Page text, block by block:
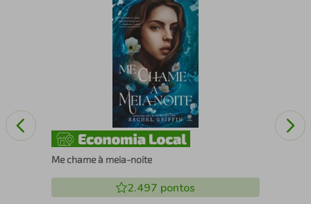
Me chame à meia-noite
2.497 pontos